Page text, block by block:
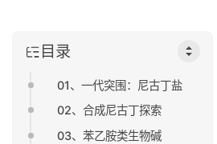
目录
01、一代突围：尼古丁盐
02、合成尼古丁探索
03、苯乙胺类生物碱